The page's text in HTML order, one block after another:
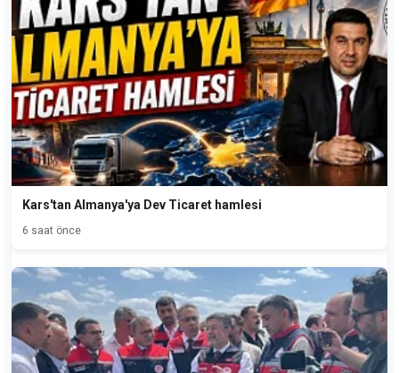
Kars'tan Almanya'ya Dev Ticaret hamlesi
6 saat önce